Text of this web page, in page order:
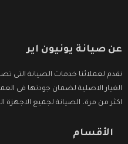
عن صيانة يونيون اير
نقدم لعملائنا خدمات الصيانة
الغيار الاصلية لضمان جودتها فى
اكثر من مرة، الصيانة لجميع
الأقسام